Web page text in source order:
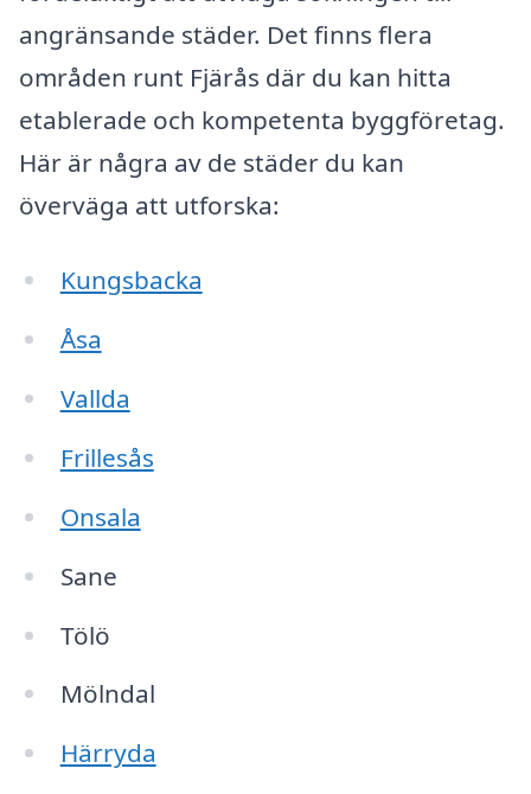
angränsande städer. Det finns flera
områden runt Fjärås där du kan hitta
etablerade och kompetenta byggföretag.
Här är några av de städer du kan
överväga att utforska:
Kungsbacka
Åsa
Vallda
Frillesås
Onsala
Sane
Tölö
Mölndal
Härryda